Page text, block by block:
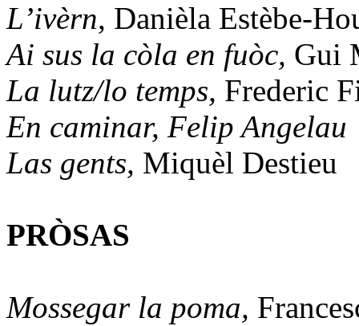
L’ivèrn, Danièla Estèbe-
Ai sus la còla en fuòc, Gui
La lutz/lo temps, Frederic
En caminar, Felip Angelau
Las gents, Miquèl Destieu
PRÒSAS
Mossegar la poma,